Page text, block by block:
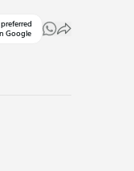
Google